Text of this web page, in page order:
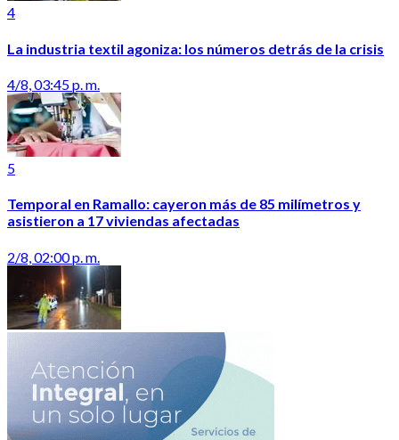
4
La industria textil agoniza: los números detrás de la crisis
4/8, 03:45 p. m.
5
Temporal en Ramallo: cayeron más de 85 milímetros y
asistieron a 17 viviendas afectadas
2/8, 02:00 p. m.